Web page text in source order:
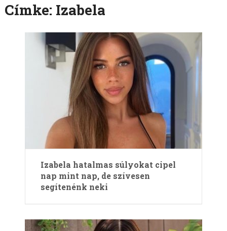
Címke: Izabela
Izabela hatalmas súlyokat cipel
nap mint nap, de szívesen
segítenénk neki